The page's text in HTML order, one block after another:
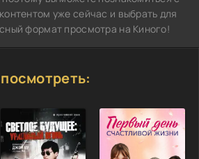
уже сейчас и выбрать для
формат просмотра на Киного!